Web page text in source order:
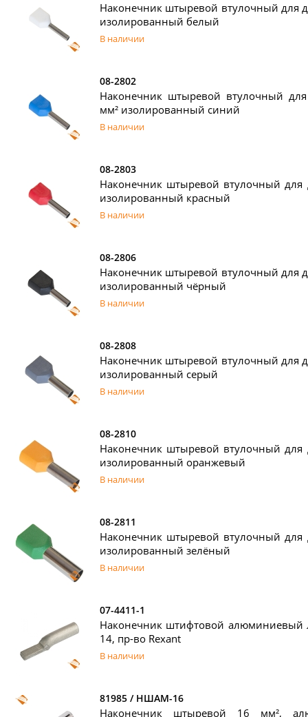
Наконечник штыревой втулочный для
изолированный белый
В наличии
08-2802
Наконечник штыревой втулочный
мм² изолированный синий
В наличии
08-2803
Наконечник штыревой втулочный для
изолированный красный
В наличии
08-2806
Наконечник штыревой втулочный для
изолированный чёрный
В наличии
08-2808
Наконечник штыревой втулочный для
изолированный серый
В наличии
08-2810
Наконечник штыревой втулочный для
изолированный оранжевый
В наличии
08-2811
Наконечник штыревой втулочный для
изолированный зелёный
В наличии
07-4411-1
Наконечник штифтовой
14, пр-во Rexant
В наличии
81985 / НШАМ-16
Наконечник штыревой 16 мм²,